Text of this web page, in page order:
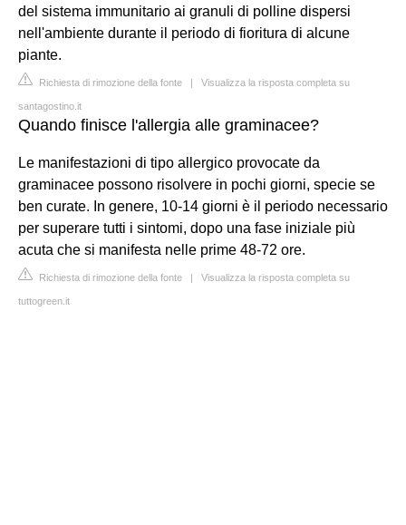
del sistema immunitario ai granuli di polline dispersi
nell'ambiente durante il periodo di fioritura di alcune
piante.
Richiesta di rimozione della fonte | Visualizza la risposta completa su
santagostino.it
Quando finisce l'allergia alle graminacee?
Le manifestazioni di tipo allergico provocate da
graminacee possono risolvere in pochi giorni, specie se
ben curate. In genere, 10-14 giorni è il periodo necessario
per superare tutti i sintomi, dopo una fase iniziale più
acuta che si manifesta nelle prime 48-72 ore.
Richiesta di rimozione della fonte | Visualizza la risposta completa su
tuttogreen.it